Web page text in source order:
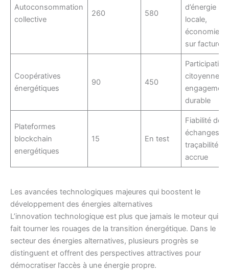
Autoconsommation
collective
260 580
d’énergie
locale,
économie
sur facture
Coopératives
énergétiques
90 450
Participation
citoyenne,
engagement
durable
Plateformes
blockchain
energétiques
15 En test
Fiabilité des
échanges,
traçabilité
accrue
Les avancées technologiques majeures qui boostent le
développement des énergies alternatives
L’innovation technologique est plus que jamais le moteur qui
fait tourner les rouages de la transition énergétique. Dans le
secteur des énergies alternatives, plusieurs progrès se
distinguent et offrent des perspectives attractives pour
démocratiser l’accès à une énergie propre.